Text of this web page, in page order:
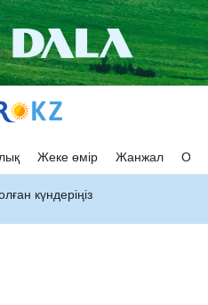
Жеке өмір Жанжал
күндеріңіз